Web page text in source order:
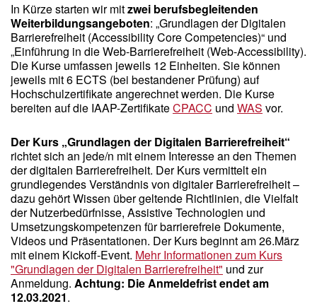
In Kürze starten wir mitzwei berufsbegleitenden
Weiterbildungsangeboten: „Grundlagen der Digitalen
Barrierefreiheit (Accessibility Core Competencies)“ und
„Einführung in die Web-Barrierefreiheit (Web-Accessibility).
Die Kurse umfassen jeweils 12 Einheiten. Sie können
jeweils mit 6 ECTS (bei bestandener Prüfung) auf
Hochschulzertifikate angerechnet werden. Die Kurse
bereiten auf die IAAP-ZertifikateCPACC und WAS vor.
Der Kurs „Grundlagen der Digitalen Barrierefreiheit“
richtet sich an jede/n mit einem Interesse an den Themen
der digitalen Barrierefreiheit. Der Kurs vermittelt ein
grundlegendes Verständnis von digitaler Barrierefreiheit –
dazu gehört Wissen über geltende Richtlinien, die Vielfalt
der Nutzerbedürfnisse, Assistive Technologien und
Umsetzungskompetenzen für barrierefreie Dokumente,
Videos und Präsentationen. Der Kurs beginnt am 26.März
mit einem Kickoff-Event. Mehr Informationen zum Kurs
"Grundlagen der Digitalen Barrierefreiheit" und zur
Anmeldung. Achtung: Die Anmeldefrist endet am
12.03.2021.